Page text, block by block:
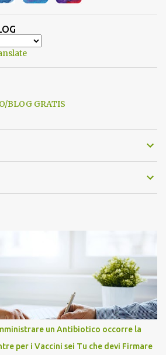
BLOG GRATIS
un Antibiotico occorre la
per i Vaccini sei Tu che devi Firmare